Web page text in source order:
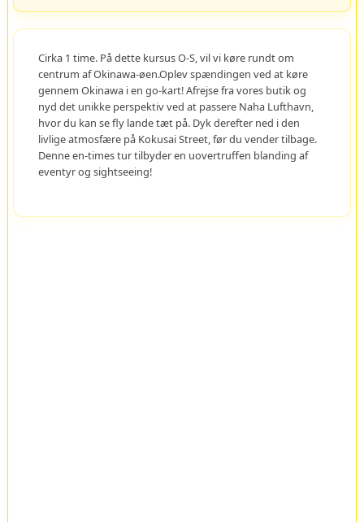
Cirka 1 time. På dette kursus O-S, vil vi køre rundt om
centrum af Okinawa-øen.Oplev spændingen ved at køre
gennem Okinawa i en go-kart! Afrejse fra vores butik og
nyd det unikke perspektiv ved at passere Naha Lufthavn,
hvor du kan se fly lande tæt på. Dyk derefter ned i den
livlige atmosfære på Kokusai Street, før du vender tilbage.
Denne en-times tur tilbyder en uovertruffen blanding af
eventyr og sightseeing!